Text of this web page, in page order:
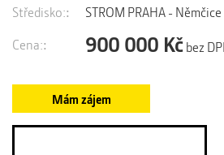
Středisko:
STROM PRAHA -
Cena:
900 000 Kčbez
Mám zájem